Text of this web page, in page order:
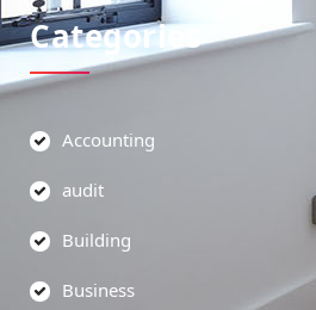
Categories
Accounting
audit
Building
Business